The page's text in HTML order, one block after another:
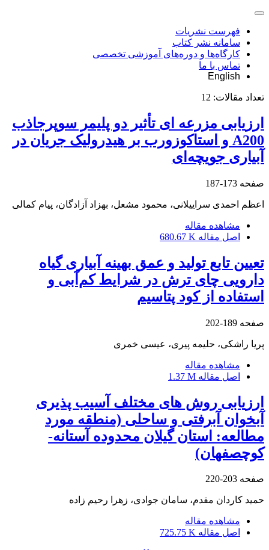
فهرست نشریات
سامانه نشر کتاب
کارگاه‌ها و دوره‌های آموزشی تخصصی
تماس با ما
English
تعداد مقالات: 12
ارزیابی مزرعه ای تأثیر دو پلیمر سوپرجاذب
A200 و استاکوزورب بر هیدرولیک جریان در
آبیاری جویچه‌ای
صفحه 173-187
اعظم احمدی سراییلانی، محمود مشعل، بهزاد آزادگان، پیام کمالی
مشاهده مقاله
اصل مقاله 680.67 K
تعیین تابع تولید و عمق بهینه آبیاری گیاه
دارویی چای ترش در شرایط کم‌آبی و
استفاده از کود پتاسیم
صفحه 189-202
پریا راشکی، حلیمه پیری، عیسی خمری
مشاهده مقاله
اصل مقاله 1.37 M
ارزیابی روش های مختلف آسیب پذیری
آبخوان آبرفتی و ساحلی (منطقه مورد
مطالعه: استان گیلان محدوده آستانه-
کوچصفهان)
صفحه 203-220
حمید کاردان مقدم، سامان جوادی، زهرا رحیم زاده
مشاهده مقاله
اصل مقاله 725.75 K